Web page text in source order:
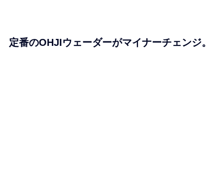
定番のOHJIウェーダーがマイナーチェンジ。